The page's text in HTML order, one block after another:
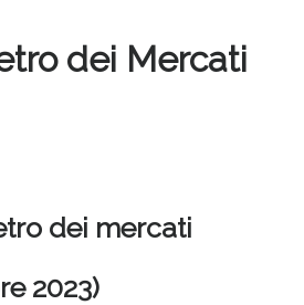
dei Mercati
dei mercati
2023)